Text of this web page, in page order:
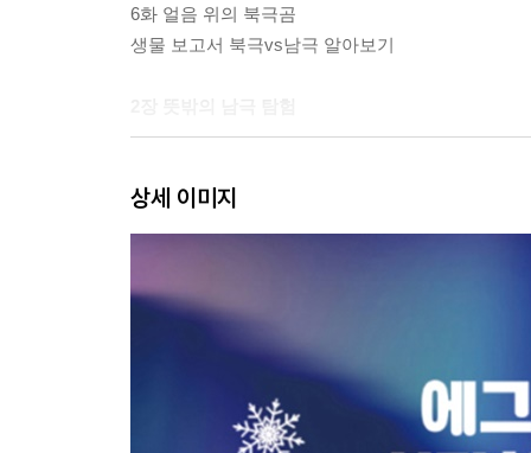
6화 얼음 위의 북극곰
생물 보고서 북극vs남극 알아보기
8화 남극으로 가는 길
이름 찾기 놀이 펭귄의 자기소개서
10화 황제펭귄 유치원
다른 그림 찾기 천진난만한 아기 펭귄
11화 펭귄들의 우정
12화 남극에서 얻은 것들
생물 탐험 여행기 에그박사의 생물 탐험 여행기
에그박사 영상 제작 일기 ①②
상세 이미지